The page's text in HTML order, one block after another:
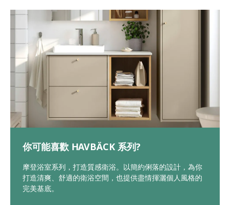
你可能喜歡 HAVBÄCK 系列?
摩登浴室系列，打造質感衛浴​。以簡約俐落的設計，為你
打造清爽、舒適的衛浴空間，也提供盡情揮灑個人風格的
完美基底。